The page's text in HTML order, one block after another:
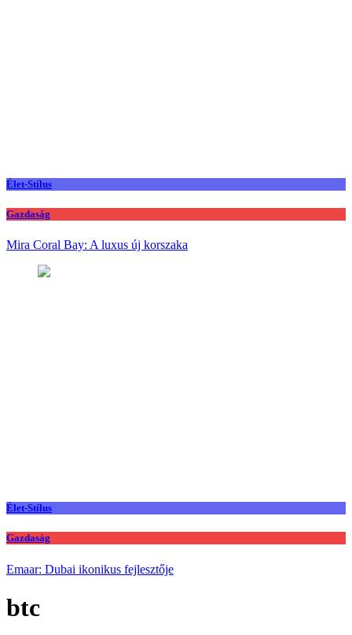
Élet-Stílus
Gazdaság
Mira Coral Bay: A luxus új korszaka
Élet-Stílus
Gazdaság
Emaar: Dubai ikonikus fejlesztője
btc